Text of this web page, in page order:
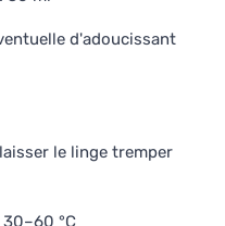
d'adoucissant
le linge tremper
°C